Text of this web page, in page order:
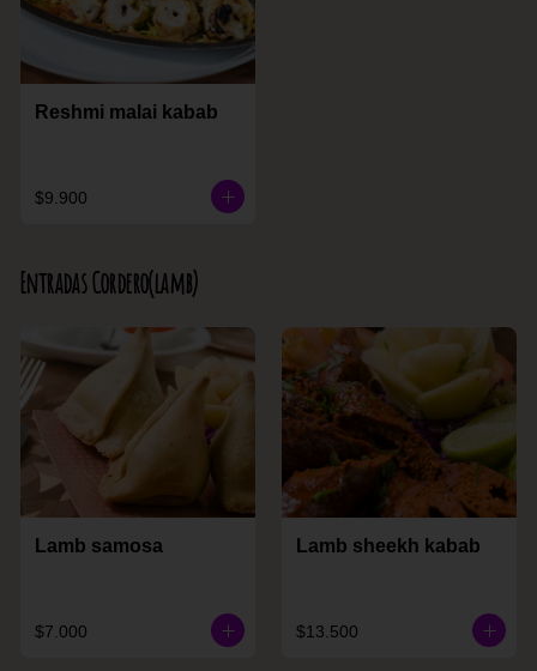
Reshmi malai kabab
$9.900
Entradas Cordero(lamb)
Lamb samosa
$7.000
Lamb sheekh kabab
$13.500